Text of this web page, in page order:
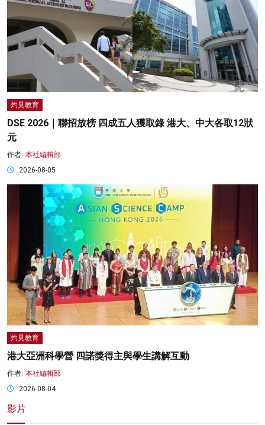
灼見教育
DSE 2026｜聯招放榜 四成五人獲取錄 港大、中大各取12狀
元
作者: 本社編輯部
2026-08-05
灼見教育
港大亞洲科學營 四諾獎得主與學生講解互動
作者: 本社編輯部
2026-08-04
影片